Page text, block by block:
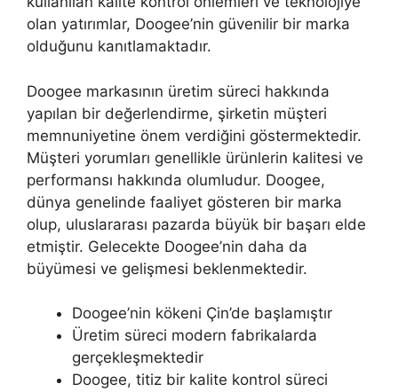
olan yatırımlar, Doogee’nin güvenilir bir marka
olduğunu kanıtlamaktadır.
Doogee markasının üretim süreci hakkında
yapılan bir değerlendirme, şirketin müşteri
memnuniyetine önem verdiğini göstermektedir.
Müşteri yorumları genellikle ürünlerin kalitesi ve
performansı hakkında olumludur. Doogee,
dünya genelinde faaliyet gösteren bir marka
olup, uluslararası pazarda büyük bir başarı elde
etmiştir. Gelecekte Doogee’nin daha da
büyümesi ve gelişmesi beklenmektedir.
Doogee’nin kökeni Çin’de başlamıştır
Üretim süreci modern fabrikalarda
gerçekleşmektedir
Doogee, titiz bir kalite kontrol süreci